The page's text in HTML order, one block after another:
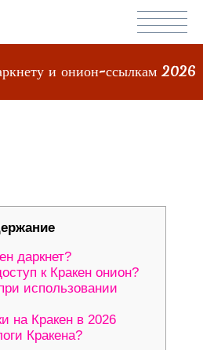
и онион-ссылкам 2026
даркнет?
к Кракен онион?
использовании
на Кракен в 2026
Кракена?